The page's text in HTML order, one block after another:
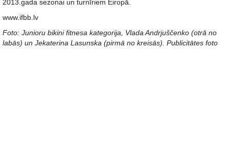
2013.gada sezonai un turnīriem Eiropā.
www.ifbb.lv
Foto: Junioru bikini fitnesa kategorija, Vlada Andrjuščenko (otrā no
labās) un Jekaterina Lasunska (pirmā no kreisās). Publicitātes foto